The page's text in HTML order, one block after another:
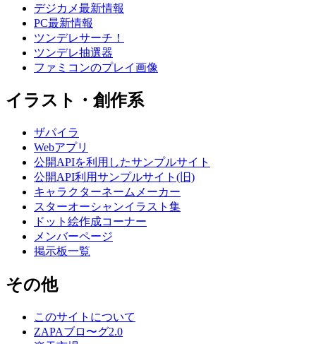
デジカメ最新情報
PC最新情報
ツンデレサーチ！
ツンデレ抽選器
ファミコンのプレイ画像
イラスト・創作系
ザパイラ
Webアプリ
公開APIを利用したサンプルサイト
公開API利用サンプルサイト(旧)
キャラクターネームメーカー
スターオーシャンイラスト集
ドット絵作成コーナー
メンバーページ
掲示板一覧
その他
このサイトについて
ZAPAブロ〜グ2.0